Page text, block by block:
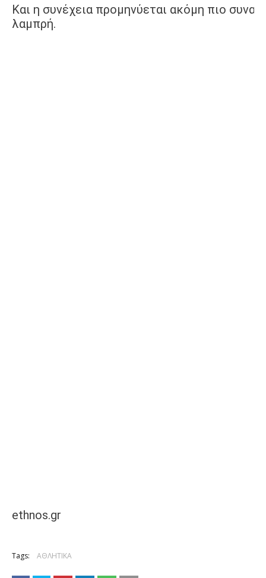
Και η συνέχεια προμηνύεται ακόμη πιο
λαμπρή.
ethnos.gr
Tags: ΑΘΛΗΤΙΚΑ